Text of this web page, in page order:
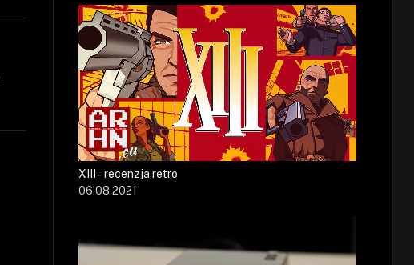
XIII – recenzja retro
06.08.2021